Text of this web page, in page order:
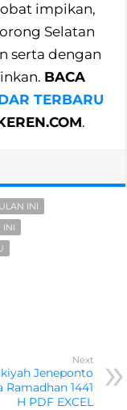
impikan,
Selatan
serta dengan
BACA
TERBARU
.
INI
INI
Next
Jeneponto
Ramadhan 1441
H PDF EXCEL